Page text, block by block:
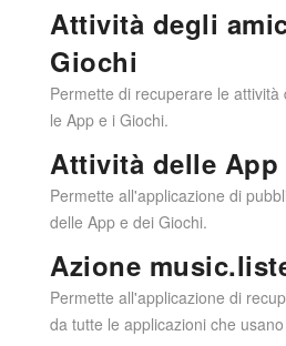
Attività degli
Giochi
Permette di recuperare le
le App e i Giochi.
Attività delle
Permette all'applicazione di
delle App e dei Giochi.
Azione
Permette all'applicazione di
da tutte le applicazioni che